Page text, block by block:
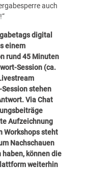
auch
digital
einem
rund 45 Minuten
Session (ca.
stehen
Via Chat
Aufzeichnung
Workshops steht
Nachschauen
können die
weiterhin